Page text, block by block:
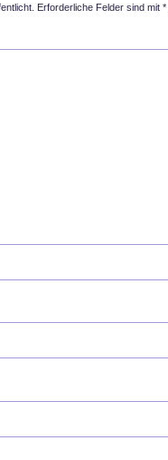
Erforderliche Felder sind mit *